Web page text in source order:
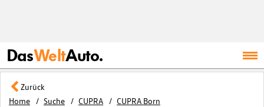
DasWeltAuto.
Zurück
Home
Suche CUPRA
CUPRA Born